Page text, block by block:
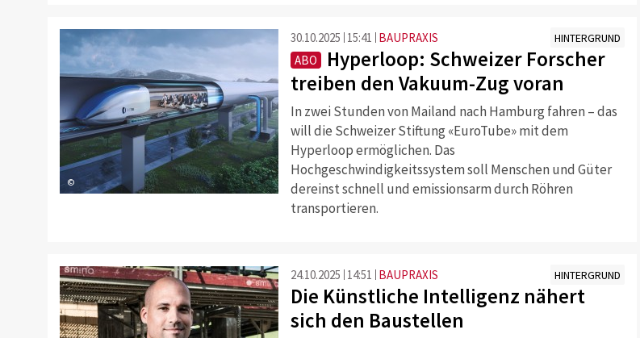
©
30.10.2025 15:41 BAUPRAXIS HINTERGRUND
ABO
Hyperloop: Schweizer Forscher
treiben den Vakuum-Zug voran
In zwei Stunden von Mailand nach Hamburg fahren – das
will die Schweizer Stiftung «EuroTube» mit dem
Hyperloop ermöglichen. Das
Hochgeschwindigkeitssystem soll Menschen und Güter
dereinst schnell und emissionsarm durch Röhren
transportieren.
24.10.2025 14:51 BAUPRAXIS HINTERGRUND
Die Künstliche Intelligenz nähert
sich den Baustellen